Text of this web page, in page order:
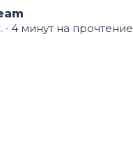
∙ 4 минут на прочтение